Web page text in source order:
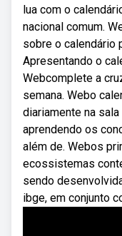
lua com o
nacional comum.
sobre o calendário
Apresentando o
Webcomplete a
semana. Webo
diariamente na
aprendendo os
além de. Webos
ecossistemas
sendo
ibge, em conjunto